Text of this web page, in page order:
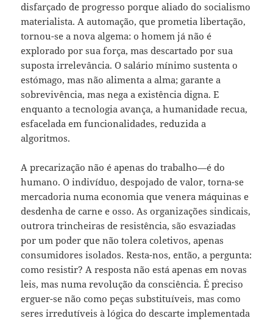
disfarçado de progresso porque aliado do socialismo
materialista. A automação, que prometia libertação,
tornou-se a nova algema: o homem já não é
explorado por sua força, mas descartado por sua
suposta irrelevância. O salário mínimo sustenta o
estómago, mas não alimenta a alma; garante a
sobrevivência, mas nega a existência digna. E
enquanto a tecnologia avança, a humanidade recua,
esfacelada em funcionalidades, reduzida a
algoritmos.
A precarização não é apenas do trabalho—é do
humano. O indivíduo, despojado de valor, torna-se
mercadoria numa economia que venera máquinas e
desdenha de carne e osso. As organizações sindicais,
outrora trincheiras de resistência, são esvaziadas
por um poder que não tolera coletivos, apenas
consumidores isolados. Resta-nos, então, a pergunta:
como resistir? A resposta não está apenas em novas
leis, mas numa revolução da consciência. É preciso
erguer-se não como peças substituíveis, mas como
seres irredutíveis à lógica do descarte implementada